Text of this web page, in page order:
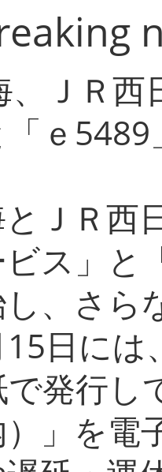
、ＪＲ
ｅ
ＪＲ西
ビス」
、さら
15日に
で発行し
」を電